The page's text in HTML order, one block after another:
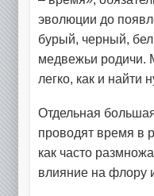
эволюции до
бурый, черный,
медвежьи родичи.
легко, как и найти
Отдельная
проводят время в
как часто
влияние на флору